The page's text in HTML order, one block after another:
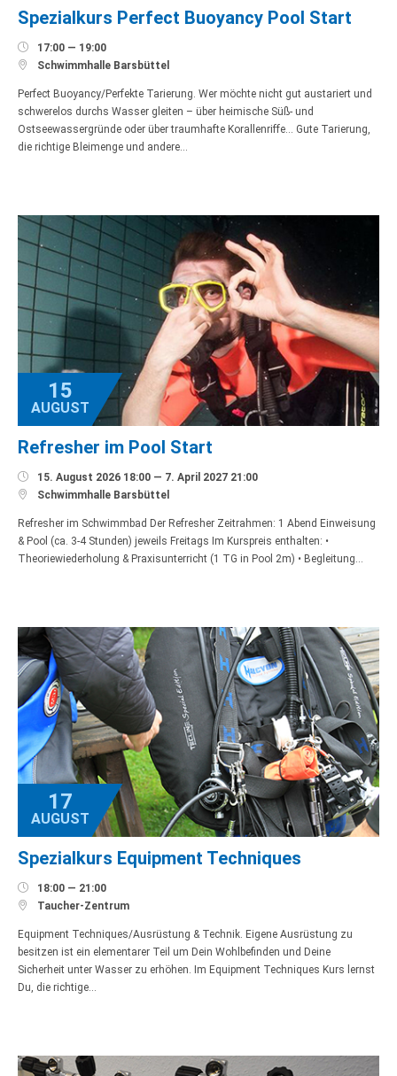
Spezialkurs Perfect Buoyancy Pool Start
 17:00 — 19:00
 Schwimmhalle Barsbüttel
Perfect Buoyancy/Perfekte Tarierung. Wer möchte nicht gut austariert und
schwerelos durchs Wasser gleiten – über heimische Süß- und
Ostseewassergründe oder über traumhafte Korallenriffe… Gute Tarierung,
die richtige Bleimenge und andere…
15
AUGUST
Refresher im Pool Start
 15. August 2026 18:00 — 7. April 2027 21:00
 Schwimmhalle Barsbüttel
Refresher im Schwimmbad Der Refresher Zeitrahmen: 1 Abend Einweisung
& Pool (ca. 3-4 Stunden) jeweils Freitags Im Kurspreis enthalten: •
Theoriewiederholung & Praxisunterricht (1 TG in Pool 2m) • Begleitung…
17
AUGUST
Spezialkurs Equipment Techniques
 18:00 — 21:00
 Taucher-Zentrum
Equipment Techniques/Ausrüstung & Technik. Eigene Ausrüstung zu
besitzen ist ein elementarer Teil um Dein Wohlbefinden und Deine
Sicherheit unter Wasser zu erhöhen. Im Equipment Techniques Kurs lernst
Du, die richtige…